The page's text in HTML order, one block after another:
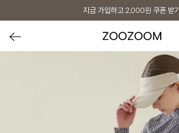
지금 가입하고 2,000원 쿠폰 받기